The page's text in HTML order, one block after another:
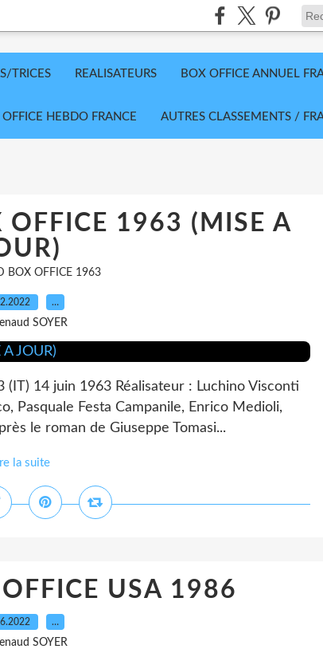
TRICES REALISATEURS BOX OFFICE ANNUEL
OFFICE HEBDO FRANCE AUTRES CLASSEMENTS /
OFFICE 1963 (MISE A
BOX OFFICE 1963
…
SOYER
(IT) 14 juin 1963 Réalisateur : Luchino Visconti
Pasquale Festa Campanile, Enrico Medioli,
le roman de Giuseppe Tomasi...
la suite
USA 1986
…
SOYER